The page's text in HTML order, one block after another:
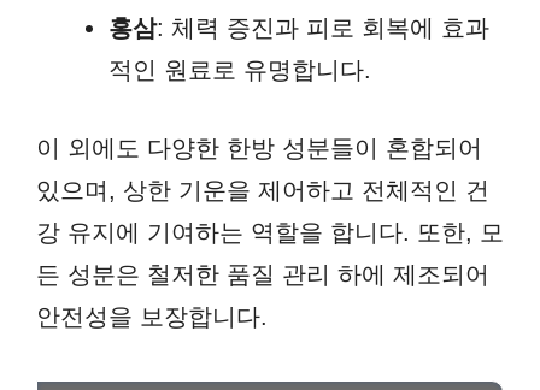
홍삼: 체력 증진과 피로 회복에 효과
적인 원료로 유명합니다.
이 외에도 다양한 한방 성분들이 혼합되어
있으며, 상한 기운을 제어하고 전체적인 건
강 유지에 기여하는 역할을 합니다. 또한, 모
든 성분은 철저한 품질 관리 하에 제조되어
안전성을 보장합니다.